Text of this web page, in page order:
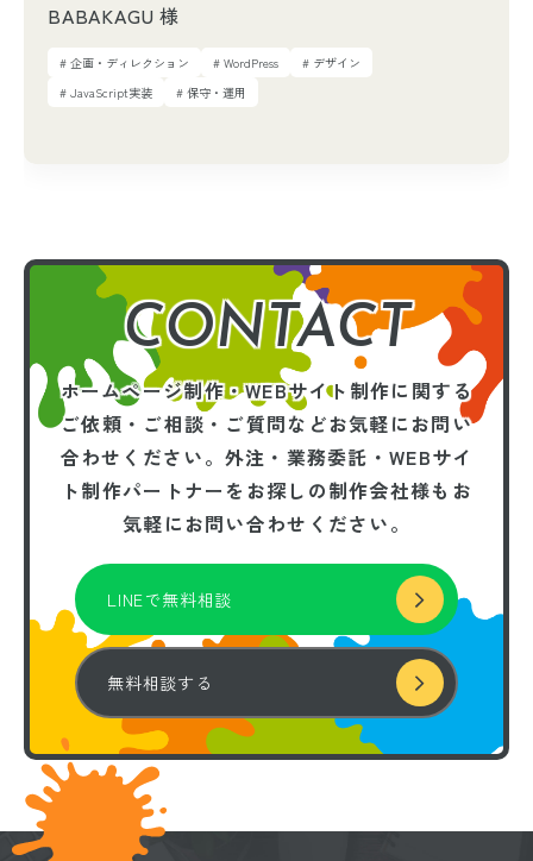
BABAKAGU 様
# 企画・ディレクション # WordPress
# デザイン
# JavaScript実装
# 保守・運用
CONTACT
ホームページ制作・WEBサイト制作に関する
ご依頼・ご相談・ご質問などお気軽にお問い
合わせください。 外注・業務委託・WEBサイ
ト制作パートナーを お探しの制作会社様もお
気軽にお問い合わせください。
LINEで無料相談
無料相談する